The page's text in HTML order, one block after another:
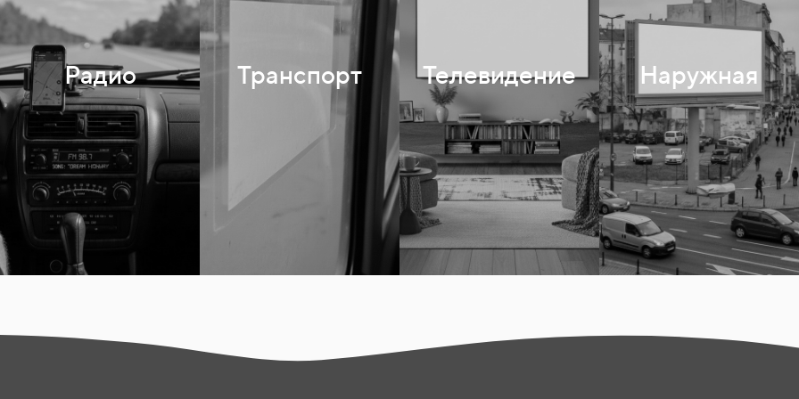
Радио Транспорт Телевидение Наружная
Цифровые экраны
Остановки